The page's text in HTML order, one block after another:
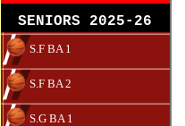
SENIORS 2025-26
S.F BA 1
S.F BA 2
S.G BA 1